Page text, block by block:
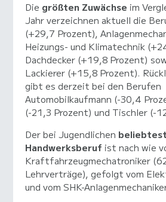
Die größten Zuwächse im
Jahr verzeichnen aktuell die
(+29,7 Prozent),
Heizungs- und Klimatechnik
Dachdecker (+19,8 Prozent)
Lackierer (+15,8 Prozent).
gibt es derzeit bei den Berufen
Automobilkaufmann (-30,4
(-21,3 Prozent) und Tischler (-
Der bei Jugendlichen
Handwerksberuf ist nach wie
Kraftfahrzeugmechatroniker
Lehrverträge), gefolgt vom
und vom SHK-